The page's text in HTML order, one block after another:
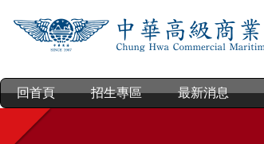
到
內
容
區
回首頁 招生專區 最新消息